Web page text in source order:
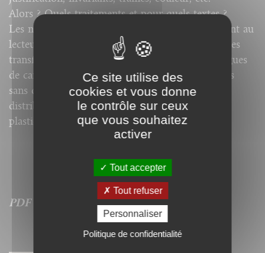
Alors ? Quels traitements et pour quels textes ?
Les nouvelles techniques, bien utilisées, proposent au
lecteur des pages remarquables. Mal conçues, elles
transforment notre paysage de lecture en catalogues
de caractères, innombrables autant que différents
sans doute, mais surtout inappropriés aux rôles
distribués par des graphistes, bien souvent plus
plasticiens joueurs que sémiologues convaincus.
PDF homothétique non copiable, verouillé
Ce site utilise des
cookies et vous donne
le contrôle sur ceux
que vous souhaitez
activer
Tout accepter
Tout refuser
Personnaliser
Politique de confidentialité